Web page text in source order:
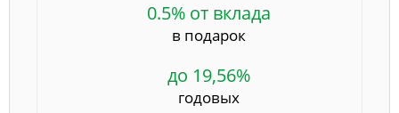
0.5% от вклада
в подарок
до 19,56%
годовых